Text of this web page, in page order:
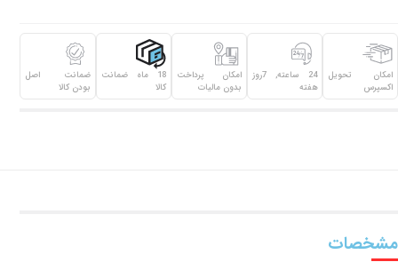
امکان تحویل
اکسپرس
24 ساعته, 7روز
هفته
امکان پرداخت
بدون مالیات
18 ماه ضمانت
کالا
ضمانت اصل
بودن کالا
مشخصات